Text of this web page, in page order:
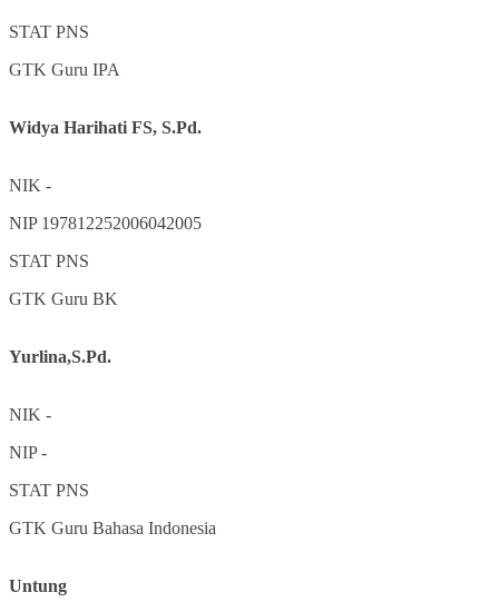
STAT PNS
GTK Guru IPA
Widya Harihati FS, S.Pd.
NIK -
NIP 197812252006042005
STAT PNS
GTK Guru BK
Yurlina,S.Pd.
NIK -
NIP-
STAT PNS
GTK Guru Bahasa Indonesia
Untung